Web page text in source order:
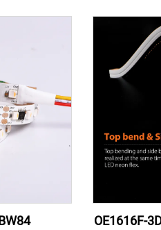
OE1616F-